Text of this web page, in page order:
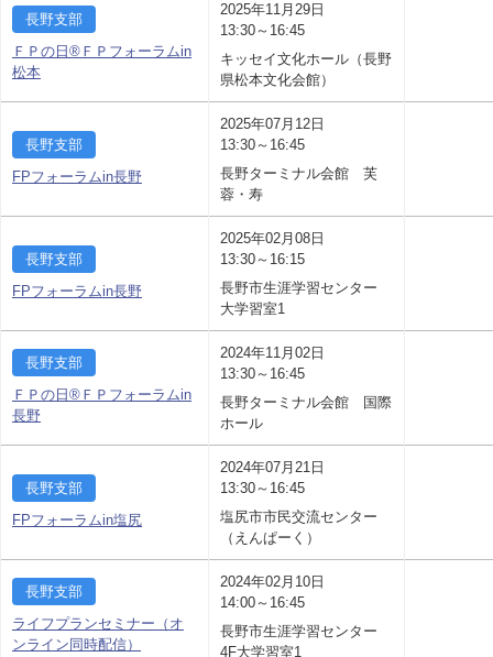
長野支部
ＦＰの日®ＦＰフォーラムin
松本
2025年11月29日
13:30～16:45
キッセイ文化ホール（長野
県松本文化会館）
長野支部
FPフォーラムin長野
2025年07月12日
13:30～16:45
長野ターミナル会館 芙
蓉・寿
長野支部
FPフォーラムin長野
2025年02月08日
13:30～16:15
長野市生涯学習センター
大学習室1
長野支部
ＦＰの日®ＦＰフォーラムin
長野
2024年11月02日
13:30～16:45
長野ターミナル会館 国際
ホール
長野支部
FPフォーラムin塩尻
2024年07月21日
13:30～16:45
塩尻市市民交流センター
（えんぱーく）
長野支部
ライフプランセミナー（オ
ンライン同時配信）
2024年02月10日
14:00～16:45
長野市生涯学習センター
4F大学習室1